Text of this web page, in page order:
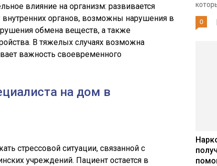
влияние на организм: развивается
внутренних органов, возможны нарушения в
обмена веществ, а также
В тяжелых случаях возможна
важность своевременного
на дом в
стрессовой ситуации, связанной с
учреждений. Пациент остается в
0